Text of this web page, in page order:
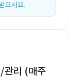
으세요.
관리 (매주